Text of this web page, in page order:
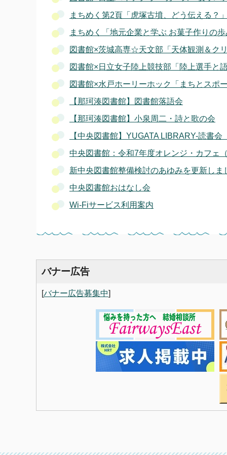
まちめく第2頁「虎塚古墳、どう伝える？
まちめく「地元企業と学ぶ お菓子作りの
図書館×茨城高専☆天文部「天体観測＆ク
図書館×日立女子陸上競技部「陸上選手と
図書館×水戸ホーリーホック「まちとスポ
【那珂湊図書館】図書館落語会
【那珂湊図書館】小泉周二・詩と歌の会
【中央図書館】YUGATA LIBRARY-読書
中央図書館：令和7年度オレンジ・カフェ
新中央図書館整備検討のあゆみを更新しま
中央図書館おはなし会
Wi-Fiサービス利用案内
バナー広告
[バナー広告募集中]